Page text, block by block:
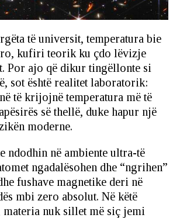
të universit, temperatura bie
kufiri teorik ku çdo lëvizje
Por ajo që dikur tingëllonte si
sot është realitet laboratorik:
të krijojnë temperatura më të
së thellë, duke hapur një
moderne.
ndodhin në ambiente ultra-të
ngadalësohen dhe “ngrihen”
fushave magnetike deri në
mbi zero absolut. Në këtë
materia nuk sillet më siç jemi